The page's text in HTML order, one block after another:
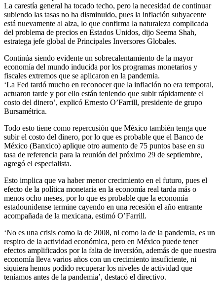
La carestía general ha tocado techo, pero la necesidad de continuar
subiendo las tasas no ha disminuido, pues la inflación subyacente
está nuevamente al alza, lo que confirma la naturaleza complicada
del problema de precios en Estados Unidos, dijo Seema Shah,
estratega jefe global de Principales Inversores Globales.
Continúa siendo evidente un sobrecalentamiento de la mayor
economía del mundo inducida por los programas monetarios y
fiscales extremos que se aplicaron en la pandemia.
‘La Fed tardó mucho en reconocer que la inflación no era temporal,
actuaron tarde y por ello están teniendo que subir rápidamente el
costo del dinero’, explicó Ernesto O’Farrill, presidente de grupo
Bursamétrica.
Todo esto tiene como repercusión que México también tenga que
subir el costo del dinero, por lo que es probable que el Banco de
México (Banxico) aplique otro aumento de 75 puntos base en su
tasa de referencia para la reunión del próximo 29 de septiembre,
agregó el especialista.
Esto implica que va haber menor crecimiento en el futuro, pues el
efecto de la política monetaria en la economía real tarda más o
menos ocho meses, por lo que es probable que la economía
estadounidense termine cayendo en una recesión el año entrante
acompañada de la mexicana, estimó O’Farrill.
‘No es una crisis como la de 2008, ni como la de la pandemia, es un
respiro de la actividad económica, pero en México puede tener
efectos amplificados por la falta de inversión, además de que nuestra
economía lleva varios años con un crecimiento insuficiente, ni
siquiera hemos podido recuperar los niveles de actividad que
teníamos antes de la pandemia’, destacó el directivo.